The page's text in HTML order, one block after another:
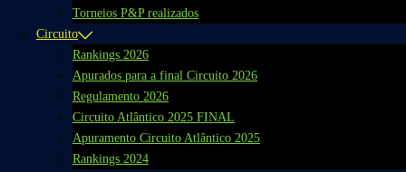
Torneios P&P realizados
Circuito
Rankings 2026
Apurados para a final Circuito 2026
Regulamento 2026
Circuito Atlântico 2025 FINAL
Apuramento Circuito Atlântico 2025
Rankings 2024